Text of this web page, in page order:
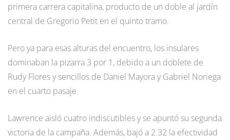
primera carrera capitalina, producto de un doble al jardín
central de Gregorio Petit en el quinto tramo.
Pero ya para esas alturas del encuentro, los insulares
dominaban la pizarra 3 por 1, debido a un doblete de
Rudy Flores y sencillos de Daniel Mayora y Gabriel Noriega
en el cuarto pasaje.
Lawrence aisló cuatro indiscutibles y se apuntó su segunda
victoria de la campaña. Además, bajó a 2.32 la efectividad